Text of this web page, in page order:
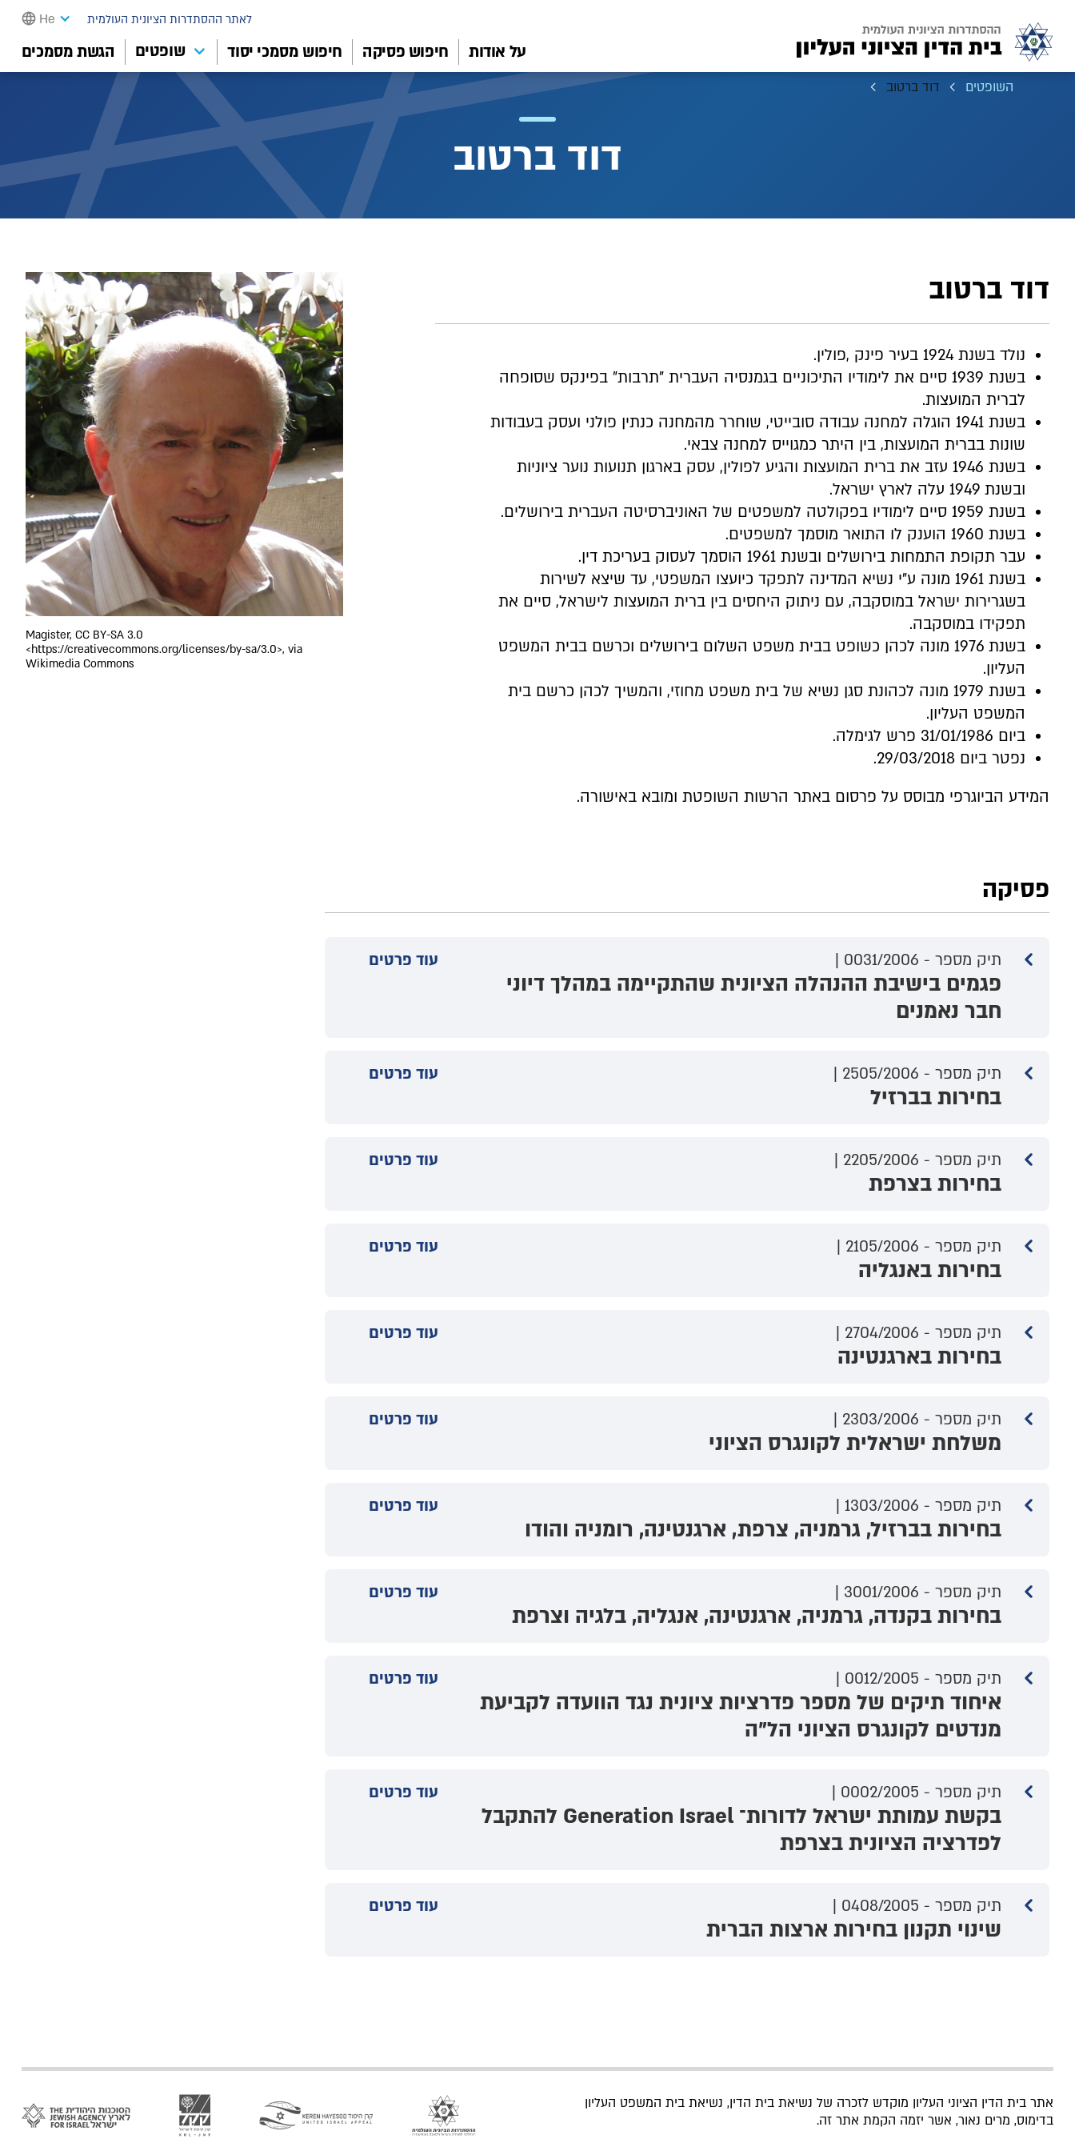
לאתר ההסתדרות הציונית העולמית He
על אודות חיפוש פסיקה חיפוש מסמכי יסוד שופטים הגשת מסמכים
השופטים דוד ברטוב
דוד ברטוב
דוד ברטוב
נולד בשנת 1924 בעיר פינק ,פולין.
בשנת 1939 סיים את לימודיו התיכוניים בגמנסיה העברית "תרבות" בפינקס שסופחה
לברית המועצות.
בשנת 1941 הוגלה למחנה עבודה סובייטי, שוחרר מהמחנה כנתין פולני ועסק בעבודות
שונות בברית המועצות, בין היתר כמגוייס למחנה צבאי.
בשנת 1946 עזב את ברית המועצות והגיע לפולין, עסק בארגון תנועות נוער ציוניות
ובשנת 1949 עלה לארץ ישראל.
בשנת 1959 סיים לימודיו בפקולטה למשפטים של האוניברסיטה העברית בירושלים.
בשנת 1960 הוענק לו התואר מוסמך למשפטים.
עבר תקופת התמחות בירושלים ובשנת 1961 הוסמך לעסוק בעריכת דין.
בשנת 1961 מונה ע"י נשיא המדינה לתפקד כיועצו המשפטי, עד שיצא לשירות
בשגרירות ישראל במוסקבה, עם ניתוק היחסים בין ברית המועצות לישראל, סיים את
תפקידו במוסקבה.
בשנת 1976 מונה לכהן כשופט בבית משפט השלום בירושלים וכרשם בבית המשפט
העליון.
בשנת 1979 מונה לכהונת סגן נשיא של בית משפט מחוזי, והמשיך לכהן כרשם בית
המשפט העליון.
ביום 31/01/1986 פרש לגימלה.
נפטר ביום 29/03/2018.
המידע הביוגרפי מבוסס על פרסום באתר הרשות השופטת ומובא באישורה.
Magister, CC BY-SA 3.0
<https://creativecommons.org/licenses/by-sa/3.0>, via
Wikimedia Commons
פסיקה
עוד פרטים תיק מספר - 0031/2006 |
פגמים בישיבת ההנהלה הציונית שהתקיימה במהלך דיוני
חבר נאמנים
עוד פרטים תיק מספר - 2505/2006 |
בחירות בברזיל
עוד פרטים תיק מספר - 2205/2006 |
בחירות בצרפת
עוד פרטים תיק מספר - 2105/2006 |
בחירות באנגליה
עוד פרטים תיק מספר - 2704/2006 |
בחירות בארגנטינה
עוד פרטים תיק מספר - 2303/2006 |
משלחת ישראלית לקונגרס הציוני
עוד פרטים תיק מספר - 1303/2006 |
בחירות בברזיל, גרמניה, צרפת, ארגנטינה, רומניה והודו
עוד פרטים תיק מספר - 3001/2006 |
בחירות בקנדה, גרמניה, ארגנטינה, אנגליה, בלגיה וצרפת
עוד פרטים תיק מספר - 0012/2005 |
איחוד תיקים של מספר פדרציות ציונית נגד הוועדה לקביעת
מנדטים לקונגרס הציוני הל"ה
עוד פרטים תיק מספר - 0002/2005 |
בקשת עמותת ישראל לדורות־ Generation Israel להתקבל
לפדרציה הציונית בצרפת
עוד פרטים תיק מספר - 0408/2005 |
שינוי תקנון בחירות ארצות הברית
אתר בית הדין הציוני העליון מוקדש לזכרה של נשיאת בית הדין, נשיאת בית המשפט העליון
בדימוס, מרים נאור, אשר יזמה הקמת אתר זה.